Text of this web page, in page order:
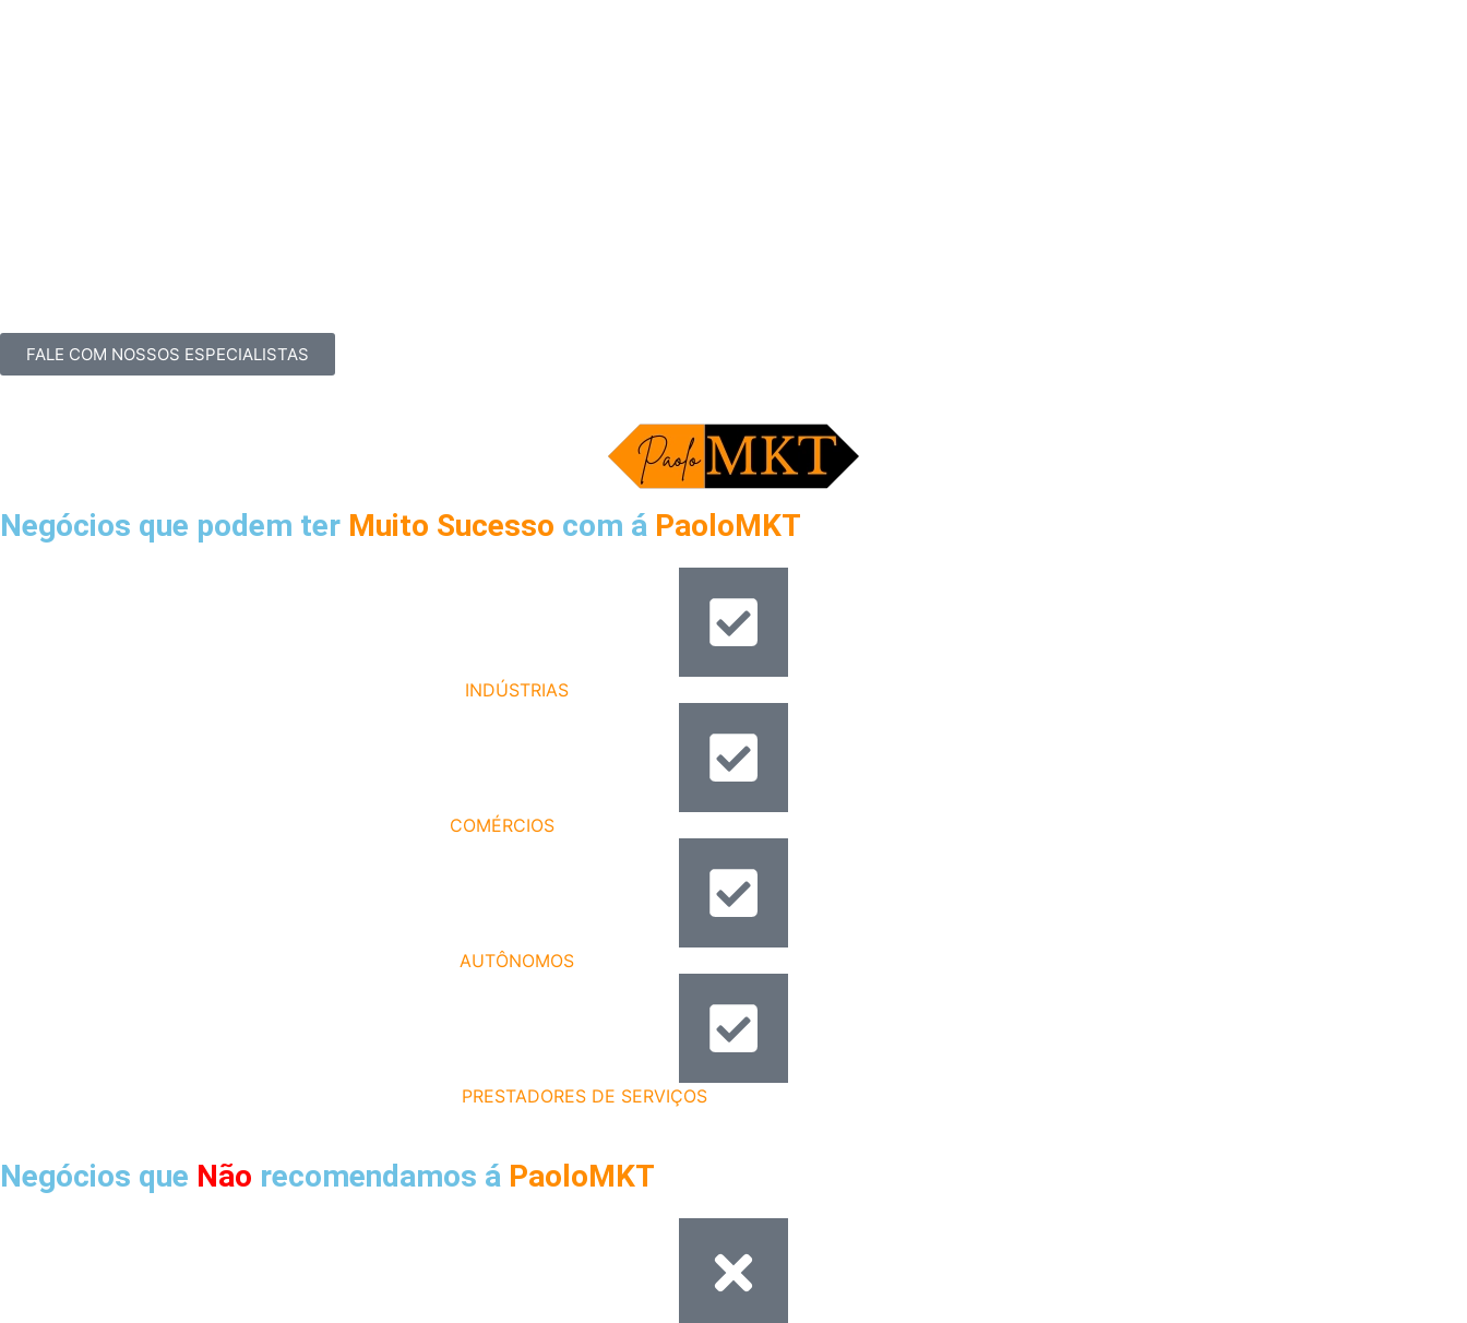
FALE COM NOSSOS ESPECIALISTAS
Negócios que podem ter Muito Sucesso com á PaoloMKT
INDÚSTRIAS(Metalúrgicas, Caldeirarias, Têxtil, Alimentício e etc).
COMÉRCIOS(Loja de Roupas, Mercados, Petshops, Farmácias e etc).
AUTÔNOMOS(Arquitetos, Advogados, Médicos, Corretores e etc).
PRESTADORES DE SERVIÇOS
Negócios que Não recomendamos á PaoloMKT